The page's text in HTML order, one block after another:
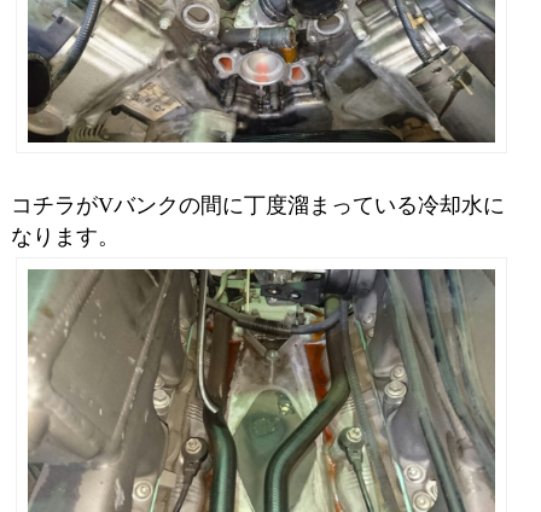
コチラがVバンクの間に丁度溜まっている冷却水に
なります。